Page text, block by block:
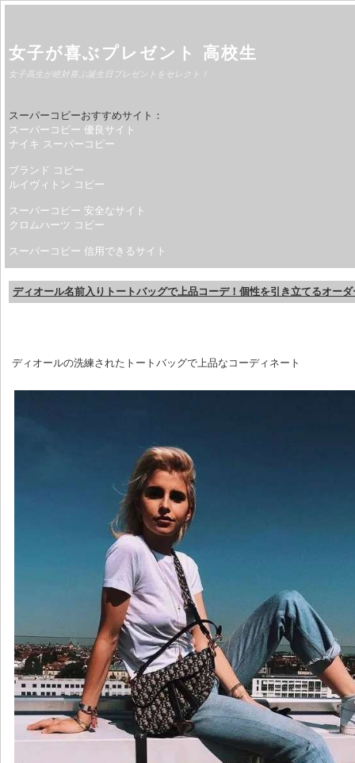
女子が喜ぶプレゼント 高校生
女子高生が絶対喜ぶ誕生日プレゼントをセレクト！
スーパーコピーおすすめサイト：
スーパーコピー 優良サイト
ナイキ スーパーコピー
ブランド コピー
ルイヴィトン コピー
スーパーコピー 安全なサイト
クロムハーツ コピー
スーパーコピー 信用できるサイト
ディオール名前入りトートバッグで上品コーデ！個性を引き立てるオーダ
ディオールの洗練されたトートバッグで上品なコーディネート